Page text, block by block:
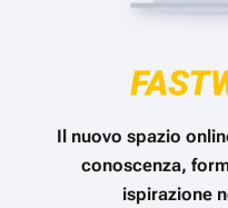
Il nuovo spazio
conoscenza,
ispirazione